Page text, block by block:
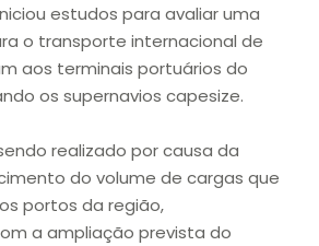
estudos para avaliar uma
o transporte internacional de
aos terminais portuários do
os supernavios capesize.
realizado por causa da
do volume de cargas que
portos da região,
a ampliação prevista do